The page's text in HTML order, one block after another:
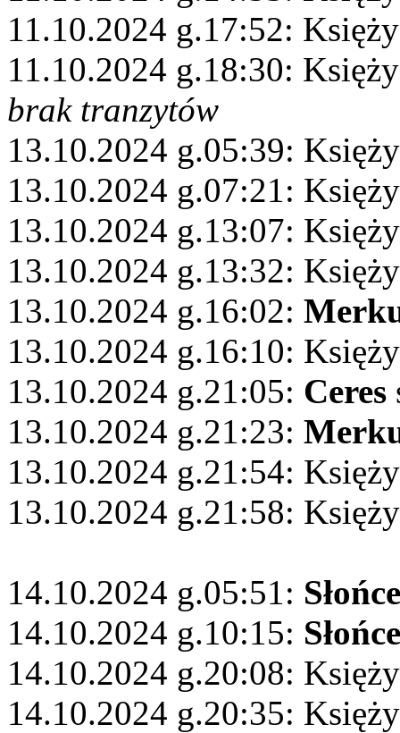
11.10.2024 g.17:52:
11.10.2024 g.18:30:
brak tranzytów
13.10.2024 g.05:39:
13.10.2024 g.07:21:
13.10.2024 g.13:07:
13.10.2024 g.13:32:
13.10.2024 g.16:02:
13.10.2024 g.16:10:
13.10.2024 g.21:05: Ceres
13.10.2024 g.21:23:
13.10.2024 g.21:54:
13.10.2024 g.21:58:
14.10.2024 g.05:51: Słońce
14.10.2024 g.10:15: Słońce
14.10.2024 g.20:08:
14.10.2024 g.20:35: